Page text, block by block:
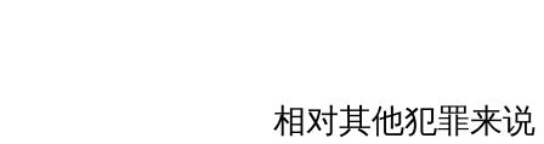
相对其他犯罪来